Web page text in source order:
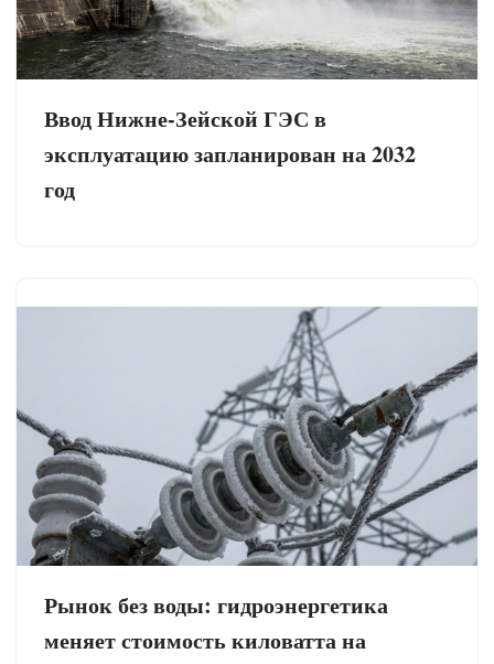
Ввод Нижне-Зейской ГЭС в
эксплуатацию запланирован на 2032
год
Рынок без воды: гидроэнергетика
меняет стоимость киловатта на